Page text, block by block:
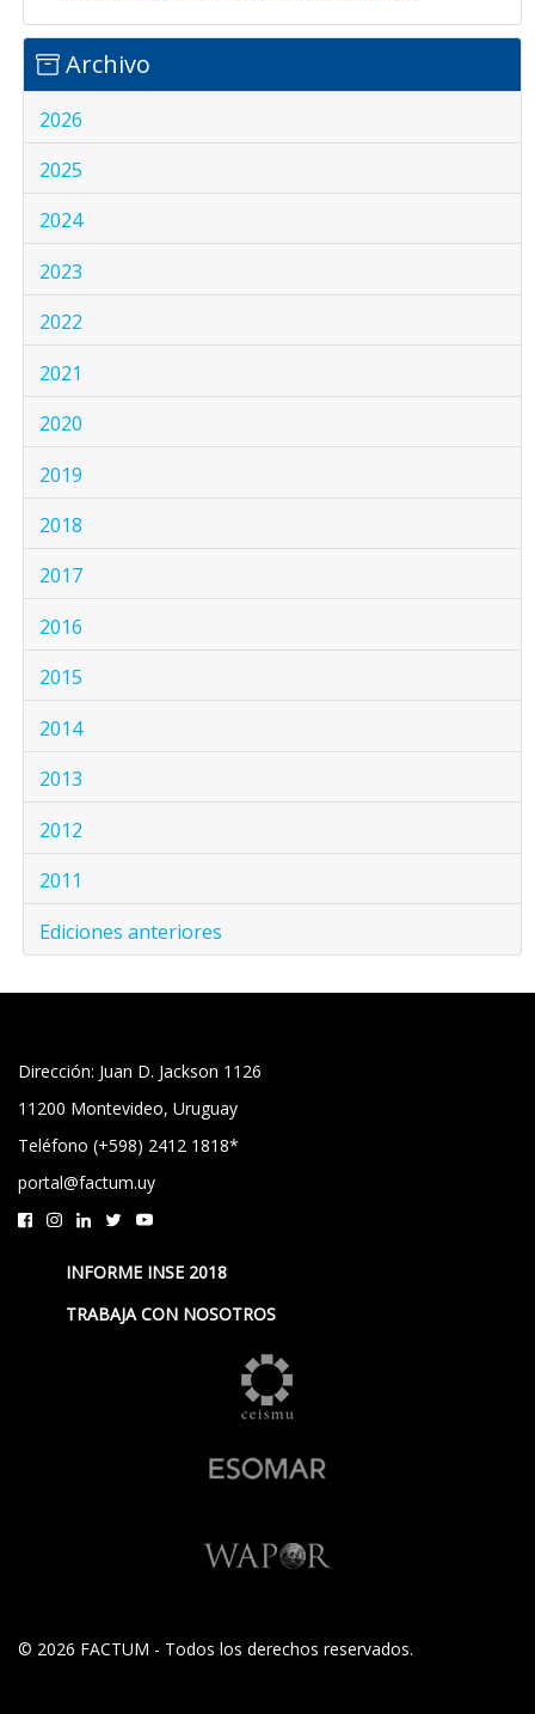
Archivo
2026
2025
2024
2023
2022
2021
2020
2019
2018
2017
2016
2015
2014
2013
2012
2011
Ediciones anteriores
Dirección: Juan D. Jackson 1126
11200 Montevideo, Uruguay
Teléfono (+598) 2412 1818*
portal@factum.uy
INFORME INSE 2018
TRABAJA CON NOSOTROS
© 2026 FACTUM - Todos los derechos reservados.